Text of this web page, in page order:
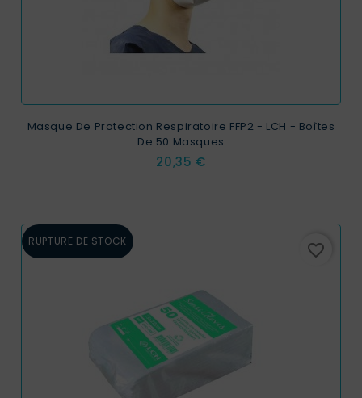
Masque De Protection Respiratoire FFP2 - LCH - Boîtes
De 50 Masques
Prix
20,35 €
RUPTURE DE STOCK favorite_border